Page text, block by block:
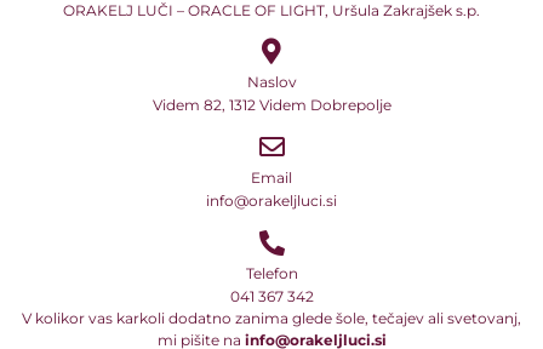
ORAKELJ LUČI – ORACLE OF LIGHT, Uršula Zakrajšek s.p.
Naslov
Videm 82, 1312 Videm Dobrepolje
Email
info@orakeljluci.si
Telefon
041 367 342
V kolikor vas karkoli dodatno zanima glede šole, tečajev ali svetovanj,
mi pišite na info@orakeljluci.si